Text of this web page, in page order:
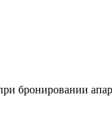
бронировании